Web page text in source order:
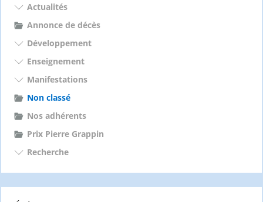
h
e
:
Actualités
Annonce de décès
Développement
Enseignement
Manifestations
Non classé
Nos adhérents
Prix Pierre Grappin
Recherche